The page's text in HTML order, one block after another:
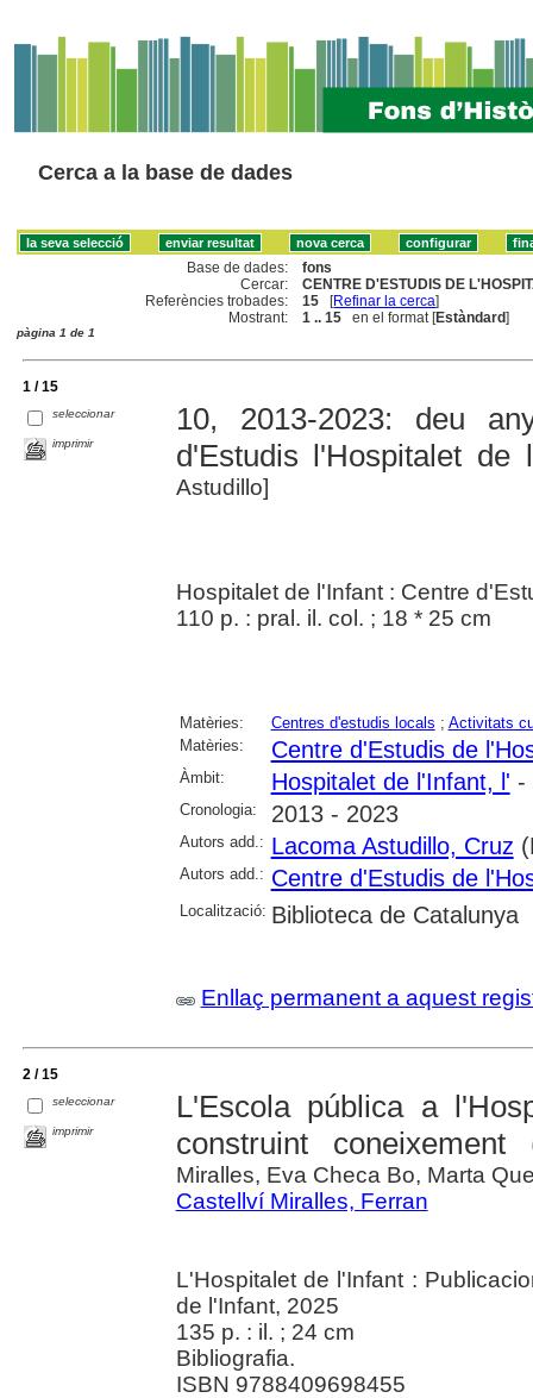
Cerca a la base de dades
Base de dades:
fons
Cercar:
CENTRE D'ESTUDIS DE
Referències trobades:
15 [Refinar la cerca]
Mostrant:
1 .. 15 en el format [Estàndard]
pàgina 1 de 1
1 / 15
seleccionar
imprimir
10, 2013-2023: deu
d'Estudis l'Hospitalet de
Astudillo]
Hospitalet de l'Infant : Centre
110 p. : pral. il. col. ; 18 * 25 cm
Matèries: Centres d'estudis locals ; Activitats
Matèries:
Centre d'Estudis de
Àmbit: Hospitalet de l'Infant, l' -
Cronologia: 2013 - 2023
Autors add.: Lacoma Astudillo, Cruz
Autors add.: Centre d'Estudis de
Localització: Biblioteca de Catalunya
Enllaç permanent a aquest
2 / 15
seleccionar
imprimir
L'Escola pública a
construint coneixement
Miralles, Eva Checa Bo, Marta
Castellví Miralles, Ferran
L'Hospitalet de l'Infant :
de l'Infant, 2025
135 p. : il. ; 24 cm
Bibliografia.
ISBN 9788409698455